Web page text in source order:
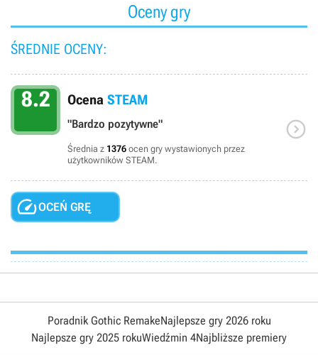
Oceny gry
ŚREDNIE OCENY:
8.2 Ocena STEAM
"Bardzo pozytywne"
Średnia z 1376 ocen gry wystawionych przez
użytkowników STEAM.

OCEŃ GRĘ
Poradnik Gothic RemakeNajlepsze gry 2026 roku
Najlepsze gry 2025 rokuWiedźmin 4Najbliższe premiery